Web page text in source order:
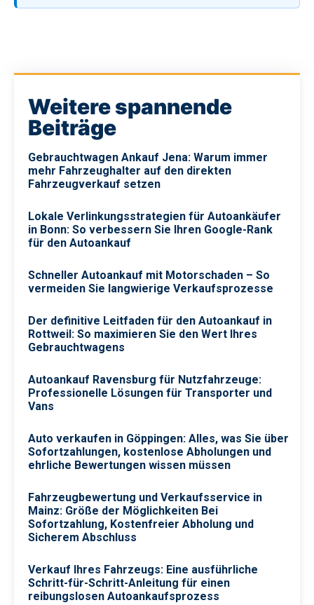
Weitere spannende
Beiträge
Gebrauchtwagen Ankauf Jena: Warum immer
mehr Fahrzeughalter auf den direkten
Fahrzeugverkauf setzen
Lokale Verlinkungsstrategien für Autoankäufer
in Bonn: So verbessern Sie Ihren Google-Rank
für den Autoankauf
Schneller Autoankauf mit Motorschaden – So
vermeiden Sie langwierige Verkaufsprozesse
Der definitive Leitfaden für den Autoankauf in
Rottweil: So maximieren Sie den Wert Ihres
Gebrauchtwagens
Autoankauf Ravensburg für Nutzfahrzeuge:
Professionelle Lösungen für Transporter und
Vans
Auto verkaufen in Göppingen: Alles, was Sie über
Sofortzahlungen, kostenlose Abholungen und
ehrliche Bewertungen wissen müssen
Fahrzeugbewertung und Verkaufsservice in
Mainz: Größe der Möglichkeiten Bei
Sofortzahlung, Kostenfreier Abholung und
Sicherem Abschluss
Verkauf Ihres Fahrzeugs: Eine ausführliche
Schritt-für-Schritt-Anleitung für einen
reibungslosen Autoankaufsprozess